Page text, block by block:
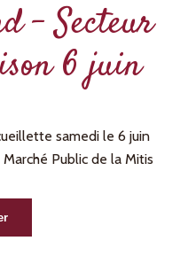
– Secteur
6 juin
samedi le 6 juin
Public de la Mitis